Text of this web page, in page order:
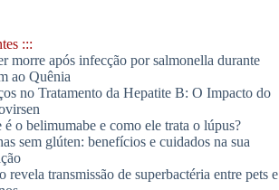
:::
morre após infecção por salmonella durante
ao Quênia
no Tratamento da Hepatite B: O Impacto do
é o belimumabe e como ele trata o lúpus?
sem glúten: benefícios e cuidados na sua
revela transmissão de superbactéria entre pets e